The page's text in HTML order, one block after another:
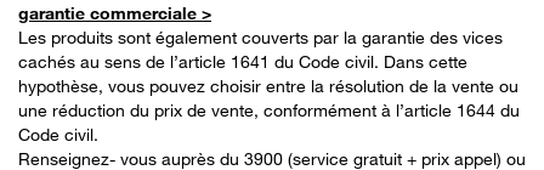
garantie commerciale >
Les produits sont également couverts par la garantie des vices
cachés au sens de l’article 1641 du Code civil. Dans cette
hypothèse, vous pouvez choisir entre la résolution de la vente ou
une réduction du prix de vente, conformément à l’article 1644 du
Code civil.
Renseignez- vous auprès du 3900 (service gratuit + prix appel) ou